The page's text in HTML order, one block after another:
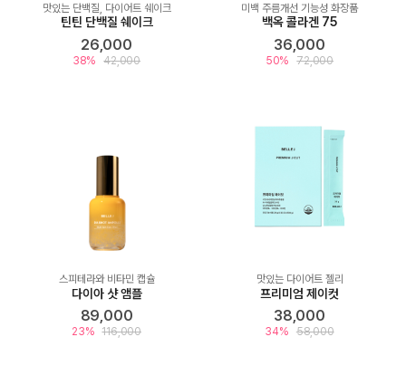
맛있는 단백질, 다이어트 쉐이크
틴틴 단백질 쉐이크
26,000
38% 42,000
미백 주름개선 기능성 화장품
백옥 콜라겐 75
36,000
50% 72,000
스피테라와 비타민 캡슐
다이아 샷 앰플
89,000
23% 116,000
맛있는 다이어트 젤리
프리미엄 제이컷
38,000
34% 58,000